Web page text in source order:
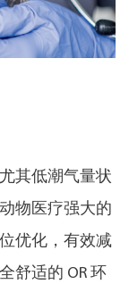
其低潮气量状
物医疗强大的
优化，有效减
舒适的 OR 环